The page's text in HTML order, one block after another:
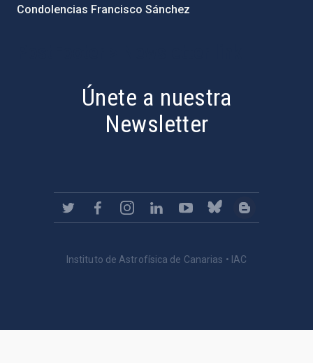
Condolencias Francisco Sánchez
Únete a nuestra
Newsletter
Instituto de Astrofísica de Canarias • IAC